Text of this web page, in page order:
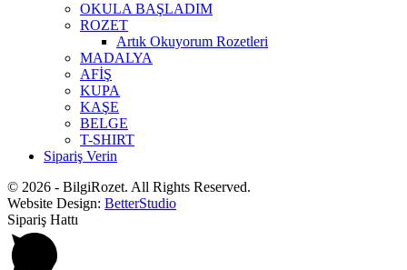
OKULA BAŞLADIM
ROZET
Artık Okuyorum Rozetleri
MADALYA
AFİŞ
KUPA
KAŞE
BELGE
T-SHIRT
Sipariş Verin
© 2026 - BilgiRozet. All Rights Reserved.
Website Design: BetterStudio
Sipariş Hattı